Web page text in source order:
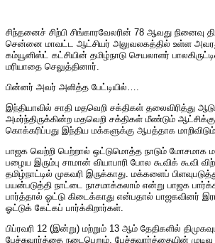
சிந்தனைச் சிற்பி சிங்காரவேலரின் 78 ஆவது நினைவு
சென்னை மாவட்ட ஆட்சியர் அலுவலகத்தில் உள்ள
கம்யூனிஸ்ட் கட்சியின் தமிழ்நாடு செயலாளர்
மரியாதை செலுத்தினார்.
பின்னர் அவர் அளித்த பேட்டியில்….
இந்தியாவில் சாதி மதவெறி சக்திகள் தலைவிரித்து
அமர்ந்திருக்கின்ற மதவெறி சக்திகள் மீண்டும்
கொக்கரிப்பது இந்திய மக்களுக்கு ஆபத்தாக
பாஜக வெற்றி பெற்றால் ஒட்டுமொத்த நாடும் மோசமாக
பழைய இரும்பு சாமான் வியாபாரி போல கூவிக் கூவி
தமிழ்நாட்டில் முகவரி இருக்காது. மக்களைப்
பயன்படுத்தி நாட்டை நாசமாக்கலாம் என்று பாஜக
பார்த்தால் ஓட்டு கிடைக்காது என்பதால் பாஜகவினர்
ஓட்டுக் கேட்கப் பார்க்கிறார்கள்.
பிப்ரவரி 12 (இன்று) மற்றும் 13 ஆம் தேதிகளில்
பேச்சுவார்த்தை நடைபெறும். பேச்சுவார்த்தையின்